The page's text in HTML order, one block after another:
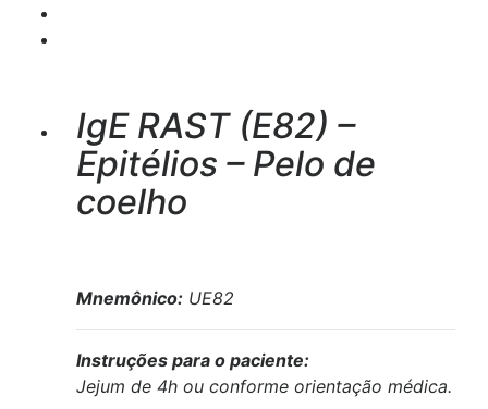
IgE RAST (E82) –
Epitélios – Pelo de
coelho
Mnemônico: UE82
Instruções para o paciente:
Jejum de 4h ou conforme orientação médica.